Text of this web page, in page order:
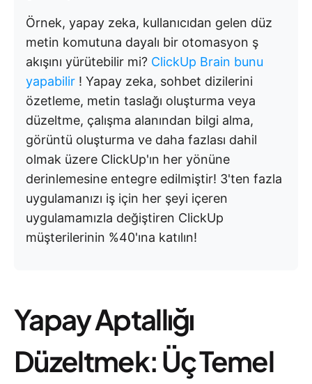
Örnek, yapay zeka, kullanıcıdan gelen düz
metin komutuna dayalı bir otomasyon ş
akışını yürütebilir mi? ClickUp Brain bunu
yapabilir ! Yapay zeka, sohbet dizilerini
özetleme, metin taslağı oluşturma veya
düzeltme, çalışma alanından bilgi alma,
görüntü oluşturma ve daha fazlası dahil
olmak üzere ClickUp'ın her yönüne
derinlemesine entegre edilmiştir! 3'ten fazla
uygulamanızı iş için her şeyi içeren
uygulamamızla değiştiren ClickUp
müşterilerinin %40'ına katılın!
Yapay Aptallığı
Düzeltmek: Üç Temel